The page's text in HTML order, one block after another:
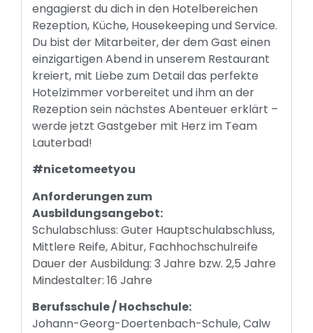
engagierst du dich in den Hotelbereichen
Rezeption, Küche, Housekeeping und Service.
Du bist der Mitarbeiter, der dem Gast einen
einzigartigen Abend in unserem Restaurant
kreiert, mit Liebe zum Detail das perfekte
Hotelzimmer vorbereitet und ihm an der
Rezeption sein nächstes Abenteuer erklärt –
werde jetzt Gastgeber mit Herz im Team
Lauterbad!
#nicetomeetyou
Anforderungen zum
Ausbildungsangebot:
Schulabschluss: Guter Hauptschulabschluss,
Mittlere Reife, Abitur, Fachhochschulreife
Dauer der Ausbildung: 3 Jahre bzw. 2,5 Jahre
Mindestalter: 16 Jahre
Berufsschule / Hochschule:
Johann-Georg-Doertenbach-Schule, Calw